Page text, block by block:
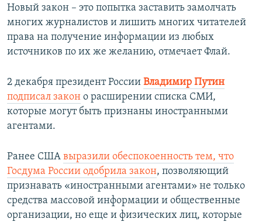
Новый закон – это попытка заставить замолчать
многих журналистов и лишить многих читателей
права на получение информации из любых
источников по их же желанию, отмечает Флай.
2 декабря президент России Владимир Путин
подписал закон о расширении списка СМИ,
которые могут быть признаны иностранными
агентами.
Ранее США выразили обеспокоенность тем, что
Госдума России одобрила закон, позволяющий
признавать «иностранными агентами» не только
средства массовой информации и общественные
организации, но еще и физических лиц, которые